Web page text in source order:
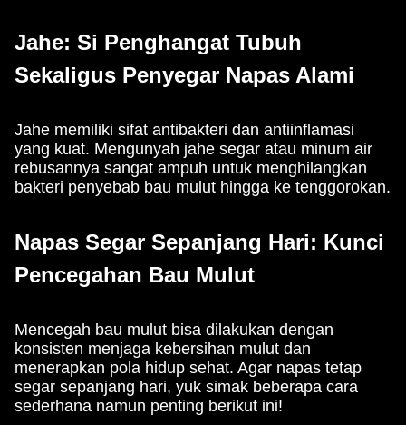
Jahe: Si Penghangat Tubuh
Sekaligus Penyegar Napas Alami
Jahe memiliki sifat antibakteri dan antiinflamasi
yang kuat. Mengunyah jahe segar atau minum air
rebusannya sangat ampuh untuk menghilangkan
bakteri penyebab bau mulut hingga ke tenggorokan.
Napas Segar Sepanjang Hari: Kunci
Pencegahan Bau Mulut
Mencegah bau mulut bisa dilakukan dengan
konsisten menjaga kebersihan mulut dan
menerapkan pola hidup sehat. Agar napas tetap
segar sepanjang hari, yuk simak beberapa cara
sederhana namun penting berikut ini!